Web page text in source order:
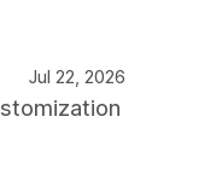
Jul 22, 2026